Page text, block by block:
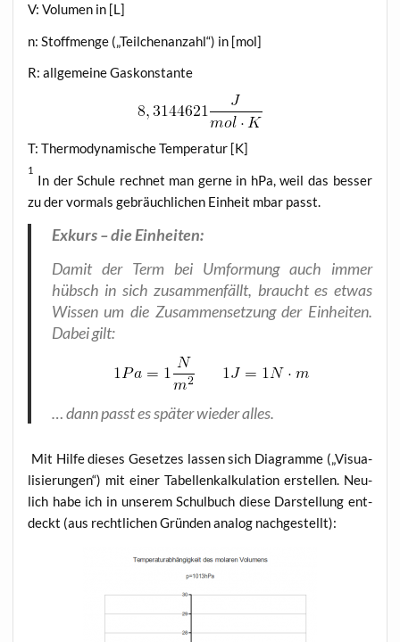
V: Volu­men in [L]
n: Stoff­men­ge („Teil­chen­an­zahl“) in [mol]
R: all­ge­mei­ne Gaskonstante
T: Ther­mo­dy­na­mi­sche Tem­pe­ra­tur [K]
1
In der Schu­le rech­net man ger­ne in hPa, weil das bes­ser
zu der vor­mals gebräuch­li­chen Ein­heit mbar passt.
Exkurs – die Einheiten:
Damit der Term bei Umfor­mung auch immer
hübsch in sich zusam­men­fällt, braucht es etwas
Wis­sen um die Zusam­men­set­zung der Ein­hei­ten.
Dabei gilt:
… dann passt es spä­ter wie­der alles.
Mit Hil­fe die­ses Geset­zes las­sen sich Dia­gram­me („Visua­
li­sie­run­gen“) mit einer Tabel­len­kal­ku­la­ti­on erstel­len. Neu­
lich habe ich in unse­rem Schul­buch die­se Dar­stel­lung ent­
deckt (aus recht­li­chen Grün­den ana­log nachgestellt):